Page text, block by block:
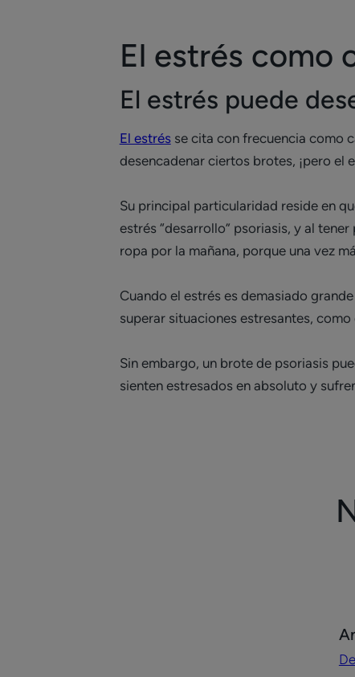
El estrés como
El estrés puede
El estrésse cita con frecuencia como
desencadenar ciertos brotes, ¡pero el
Su principal particularidad reside en
estrés “desarrollo” psoriasis, y al
ropa por la mañana, porque una vez
Cuando el estrés es demasiado
superar situaciones estresantes,
Sin embargo, un brote de psoriasis
sienten estresados en absoluto y